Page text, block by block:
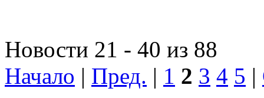
Новости 21 - 40 из 88
Начало | Пред. | 1 2 3 4 5 |